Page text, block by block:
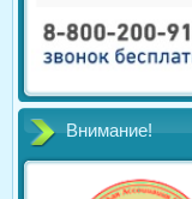
Внимание!